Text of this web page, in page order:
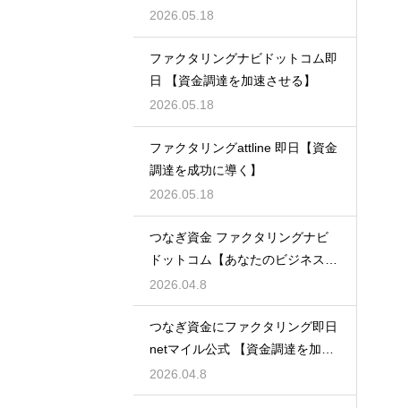
2026.05.18
ファクタリングナビドットコム即
日 【資金調達を加速させる】
2026.05.18
ファクタリングattline 即日【資金
調達を成功に導く】
2026.05.18
つなぎ資金 ファクタリングナビ
ドットコム【あなたのビジネスを
支える】
2026.04.8
つなぎ資金にファクタリング即日
netマイル公式 【資金調達を加速
させる】
2026.04.8